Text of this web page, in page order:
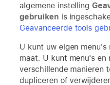
algemene instelling
gebruiken is
Geavanceerde tools
U kunt uw eigen
maat. U kunt menu's en
verschillende manieren
dupliceren of